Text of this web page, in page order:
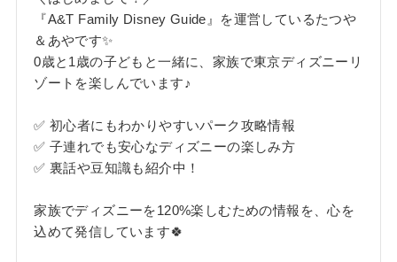
『A&T Family Disney Guide』を運営しているたつや
＆あやです✨
0歳と1歳の子どもと一緒に、家族で東京ディズニーリ
ゾートを楽しんでいます♪
✅ 初心者にもわかりやすいパーク攻略情報
✅ 子連れでも安心なディズニーの楽しみ方
✅ 裏話や豆知識も紹介中！
家族でディズニーを120%楽しむための情報を、心を
込めて発信しています🍀